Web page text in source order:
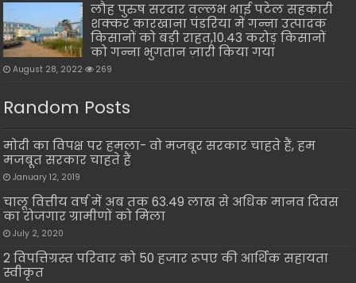
लौह पुरुष सरदार वल्लभ भाई पटेल सहकारी
शक्कर कारखाना पंडरिया में गन्ना उत्पादक
किसानों को बड़ी राहत,10.43 करोड़ किसानों
को गन्ना भुगतान ज़ारी किया गया
August 28, 2022 269
Random Posts
मोदी का विपक्ष पर हमला- वो मजबूर सरकार चाहते हैं, हम
मजबूत सरकार चाहते हैं
January 12, 2019
चालू वित्तीय वर्ष में अब तक 63.49 लाख से अधिक मानव दिवस
का रोजगार ग्रामीणों को मिला
July 2, 2020
2 विपत्तिग्रस्त परिवार को 50 हजार रूपए की आर्थिक सहायता
स्वीकृत